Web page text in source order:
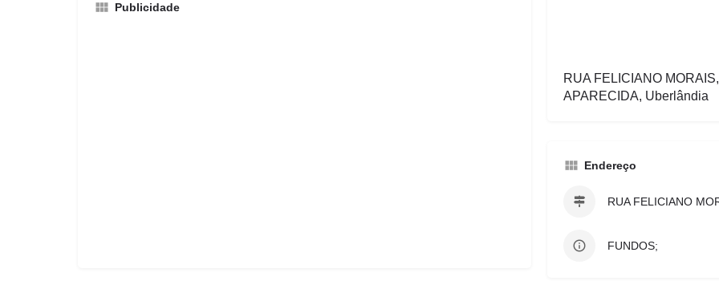
Publicidade
RUA FELICIANO
APARECIDA, Uberlândia
Endereço
RUA FELICIANO
FUNDOS;